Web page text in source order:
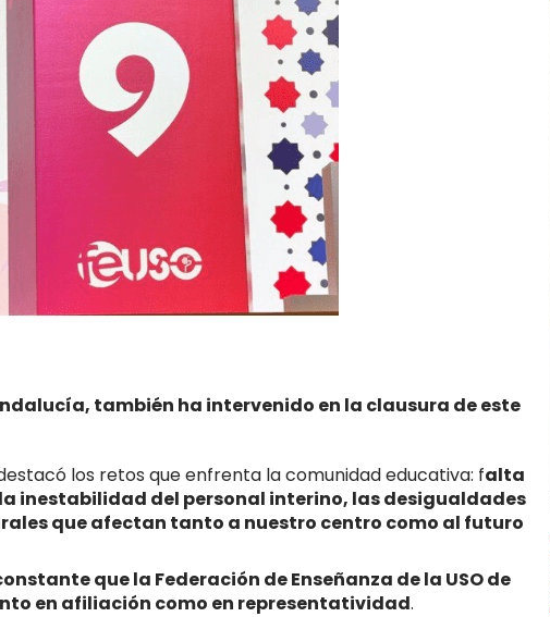
también ha intervenido en la clausura de este
los retos que enfrenta la comunidad educativa: falta
inestabilidad del personal interino, las desigualdades
que afectan tanto a nuestro centro como al futuro
que la Federación de Enseñanza de la USO de
en afiliación como en representatividad.